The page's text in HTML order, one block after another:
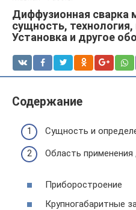
Диффузионная сварка
сущность,
Установка и другое
Содержание
Сущность и
Область
Приборостроение
Крупногабаритные